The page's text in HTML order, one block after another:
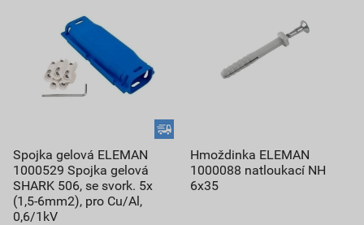
Spojka gelová ELEMAN
1000529 Spojka gelová
SHARK 506, se svork. 5x
(1,5-6mm2), pro Cu/Al,
0,6/1kV
Hmoždinka ELEMAN
1000088 natloukací NH
6x35